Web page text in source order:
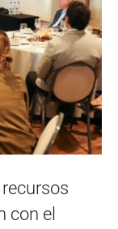
con el